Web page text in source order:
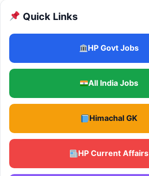
Quick Links
HP Govt Jobs
All India Jobs
Himachal GK
HP Current Affairs